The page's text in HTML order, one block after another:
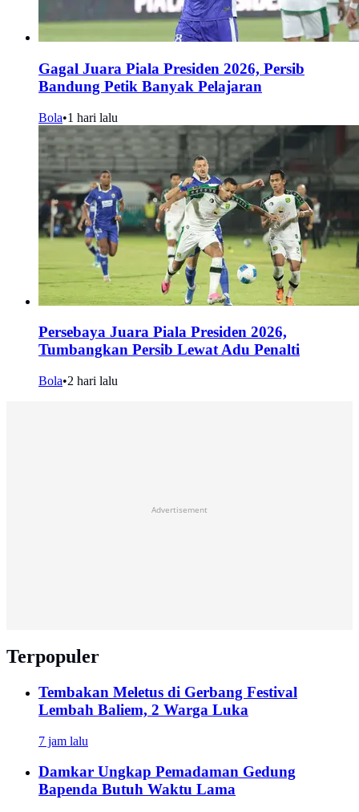
Gagal Juara Piala Presiden 2026, Persib
Bandung Petik Banyak Pelajaran
Bola•1 hari lalu
Persebaya Juara Piala Presiden 2026,
Tumbangkan Persib Lewat Adu Penalti
Bola•2 hari lalu
Advertisement
Terpopuler
Tembakan Meletus di Gerbang Festival
Lembah Baliem, 2 Warga Luka
7 jam lalu
Damkar Ungkap Pemadaman Gedung
Bapenda Butuh Waktu Lama